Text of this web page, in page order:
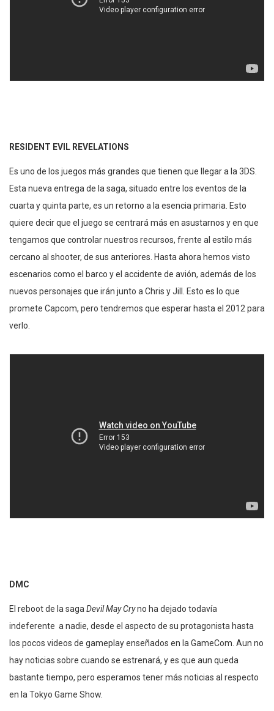
RESIDENT EVIL REVELATIONS
Es uno de los juegos más grandes que tienen que llegar a la 3DS.
Esta nueva entrega de la saga, situado entre los eventos de la
cuarta y quinta parte, es un retorno a la esencia primaria. Esto
quiere decir que el juego se centrará más en asustarnos y en que
tengamos que controlar nuestros recursos, frente al estilo más
cercano al shooter, de sus anteriores. Hasta ahora hemos visto
escenarios como el barco y el accidente de avión, además de los
nuevos personajes que irán junto a Chris y Jill. Esto es lo que
promete Capcom, pero tendremos que esperar hasta el 2012 para
verlo.
DMC
El reboot de la saga Devil May Cryno ha dejado todavía
indeferente a nadie, desde el aspecto de su protagonista hasta
los pocos videos de gameplay enseñados en la GameCom. Aun no
hay noticias sobre cuando se estrenará, y es que aun queda
bastante tiempo, pero esperamos tener más noticias al respecto
en la Tokyo Game Show.